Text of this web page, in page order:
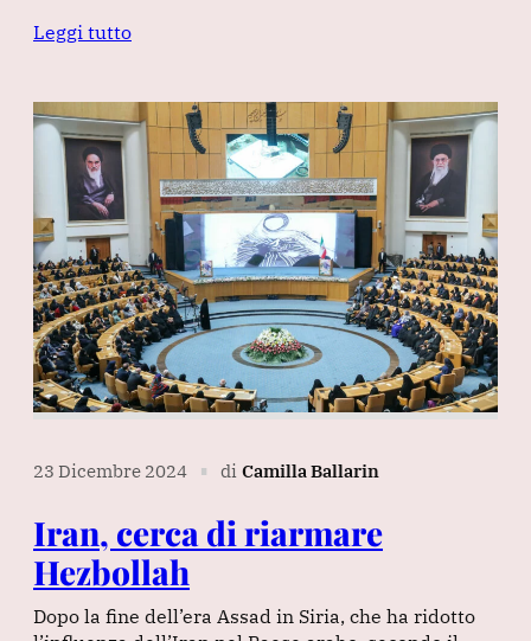
Leggi tutto
23 Dicembre 2024 ∎ di Camilla Ballarin
Iran, cerca di riarmare
Hezbollah
Dopo la fine dell’era Assad in Siria, che ha ridotto